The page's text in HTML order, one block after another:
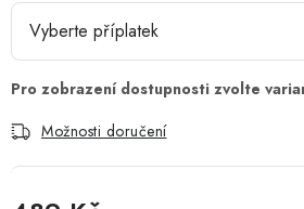
Možnosti doručení